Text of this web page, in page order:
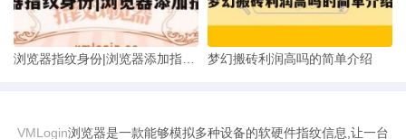
浏览器指纹身份|浏览器添加指纹仪 梦幻搬砖利润高吗的简单介绍
VMLogin浏览器是一款能够模拟多种设备的软硬件指纹信息,让一台